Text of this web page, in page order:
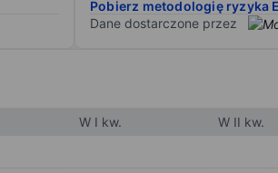
Pobierz metodologię ryzyka
Dane dostarczone przez
W I kw. W II kw.